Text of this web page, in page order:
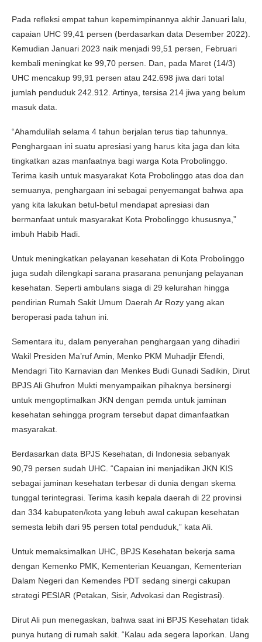
Pada refleksi empat tahun kepemimpinannya akhir Januari lalu,
capaian UHC 99,41 persen (berdasarkan data Desember 2022).
Kemudian Januari 2023 naik menjadi 99,51 persen, Februari
kembali meningkat ke 99,70 persen. Dan, pada Maret (14/3)
UHC mencakup 99,91 persen atau 242.698 jiwa dari total
jumlah penduduk 242.912. Artinya, tersisa 214 jiwa yang belum
masuk data.
“Ahamdulilah selama 4 tahun berjalan terus tiap tahunnya.
Penghargaan ini suatu apresiasi yang harus kita jaga dan kita
tingkatkan azas manfaatnya bagi warga Kota Probolinggo.
Terima kasih untuk masyarakat Kota Probolinggo atas doa dan
semuanya, penghargaan ini sebagai penyemangat bahwa apa
yang kita lakukan betul-betul mendapat apresiasi dan
bermanfaat untuk masyarakat Kota Probolinggo khususnya,”
imbuh Habib Hadi.
Untuk meningkatkan pelayanan kesehatan di Kota Probolinggo
juga sudah dilengkapi sarana prasarana penunjang pelayanan
kesehatan. Seperti ambulans siaga di 29 kelurahan hingga
pendirian Rumah Sakit Umum Daerah Ar Rozy yang akan
beroperasi pada tahun ini.
Sementara itu, dalam penyerahan penghargaan yang dihadiri
Wakil Presiden Ma’ruf Amin, Menko PKM Muhadjir Efendi,
Mendagri Tito Karnavian dan Menkes Budi Gunadi Sadikin, Dirut
BPJS Ali Ghufron Mukti menyampaikan pihaknya bersinergi
untuk mengoptimalkan JKN dengan pemda untuk jaminan
kesehatan sehingga program tersebut dapat dimanfaatkan
masyarakat.
Berdasarkan data BPJS Kesehatan, di Indonesia sebanyak
90,79 persen sudah UHC. “Capaian ini menjadikan JKN KIS
sebagai jaminan kesehatan terbesar di dunia dengan skema
tunggal terintegrasi. Terima kasih kepala daerah di 22 provinsi
dan 334 kabupaten/kota yang lebuh awal cakupan kesehatan
semesta lebih dari 95 persen total penduduk,” kata Ali.
Untuk memaksimalkan UHC, BPJS Kesehatan bekerja sama
dengan Kemenko PMK, Kementerian Keuangan, Kementerian
Dalam Negeri dan Kemendes PDT sedang sinergi cakupan
strategi PESIAR (Petakan, Sisir, Advokasi dan Registrasi).
Dirut Ali pun menegaskan, bahwa saat ini BPJS Kesehatan tidak
punya hutang di rumah sakit. “Kalau ada segera laporkan. Uang